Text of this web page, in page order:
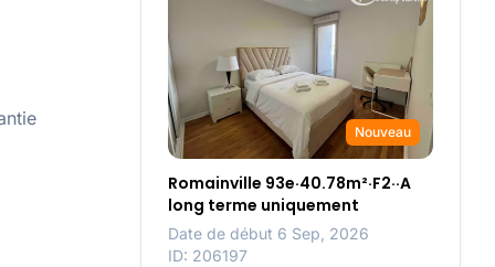
Nouveau
Romainville 93e·40.78m²·F2··A
long terme uniquement
Date de début 6 Sep, 2026
ID: 206197